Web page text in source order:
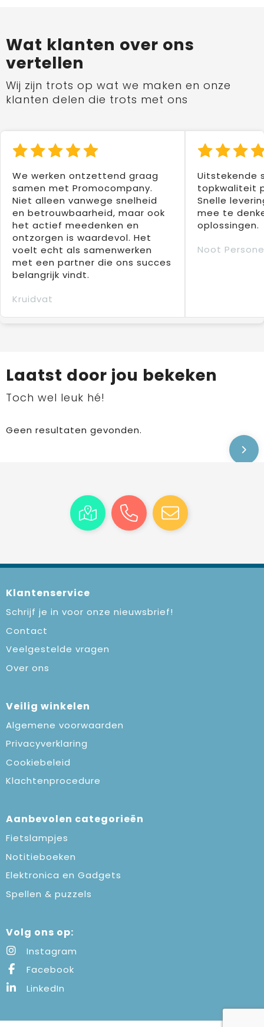
Wat klanten over ons
vertellen
Wij zijn trots op wat we maken en onze
klanten delen die trots met ons
We werken ontzettend graag
samen met Promocompany.
Niet alleen vanwege snelheid
en betrouwbaarheid, maar ook
het actief meedenken en
ontzorgen is waardevol. Het
voelt echt als samenwerken
met een partner die ons succes
belangrijk vindt.
Kruidvat
Uitstekende
topkwaliteit
Snelle
mee te
oplossingen.
Noot
Laatst door jou bekeken
Toch wel leuk hé!
Geen resultaten gevonden.
Klantenservice
Schrijf je in voor onze nieuwsbrief!
Contact
Veelgestelde vragen
Over ons
Veilig winkelen
Algemene voorwaarden
Privacyverklaring
Cookiebeleid
Klachtenprocedure
Aanbevolen categorieën
Fietslampjes
Notitieboeken
Elektronica en Gadgets
Spellen & puzzels
Volg ons op:
Instagram
Facebook
LinkedIn